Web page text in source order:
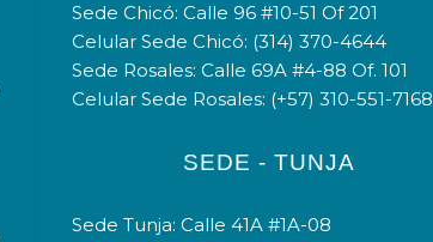
Sede Chicó: Calle 96 #10-51 Of 201
Celular Sede Chicó: (314) 370-4644
Sede Rosales: Calle 69A #4-88 Of. 101
Celular Sede Rosales: (+57) 310-551-7168
SEDE - TUNJA
Sede Tunja: Calle 41A #1A-08